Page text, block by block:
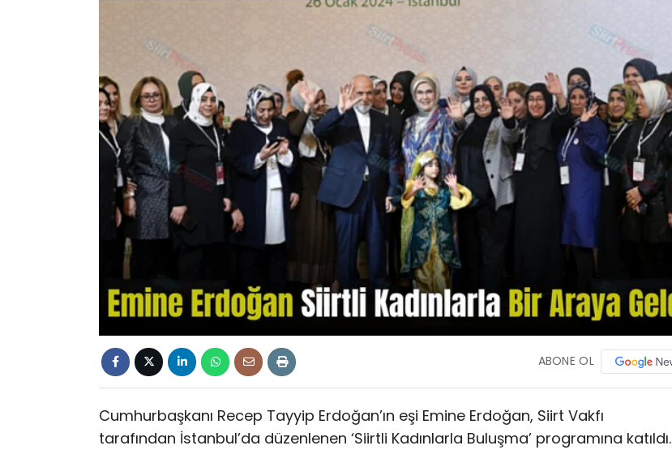
ABONE OL
Cumhurbaşkanı Recep Tayyip Erdoğan’ın eşi Emine Erdoğan, Siirt Vakfı
tarafından İstanbul’da düzenlenen ‘Siirtli Kadınlarla Buluşma’ programına katıldı.